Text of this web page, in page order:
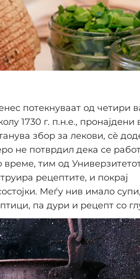
потекнуваат од четири
1730 г. п.н.е., пронајдени
збор за лекови, сè
не потврдил дека се
време, тим од
рецептите, и покрај
Меѓу нив имало
па дури и рецепт со